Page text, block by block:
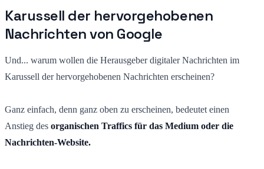
Karussell der hervorgehobenen
Nachrichten von Google
Und... warum wollen die Herausgeber digitaler Nachrichten im
Karussell der hervorgehobenen Nachrichten erscheinen?
Ganz einfach, denn ganz oben zu erscheinen, bedeutet einen
Anstieg des organischen Traffics für das Medium oder die
Nachrichten-Website.